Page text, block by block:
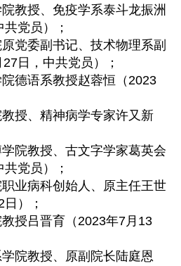
教授、免疫学系泰斗龙振洲
党员）；
党委副书记、技术物理系副
日，中共党员）；
德语系教授赵蓉恒（2023
授、精神病学专家许又新
院教授、古文字学家葛英会
党员）；
业病科创始人、原主任王世
）；
授吕晋育（2023年7月13
院教授、原副院长陆庭恩